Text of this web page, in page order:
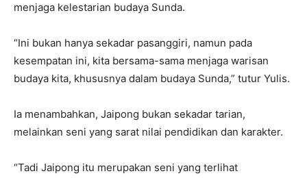
menjaga kelestarian budaya Sunda.
“Ini bukan hanya sekadar pasanggiri, namun pada
kesempatan ini, kita bersama-sama menjaga warisan
budaya kita, khususnya dalam budaya Sunda,” tutur Yulis.
Ia menambahkan, Jaipong bukan sekadar tarian,
melainkan seni yang sarat nilai pendidikan dan karakter.
“Tadi Jaipong itu merupakan seni yang terlihat